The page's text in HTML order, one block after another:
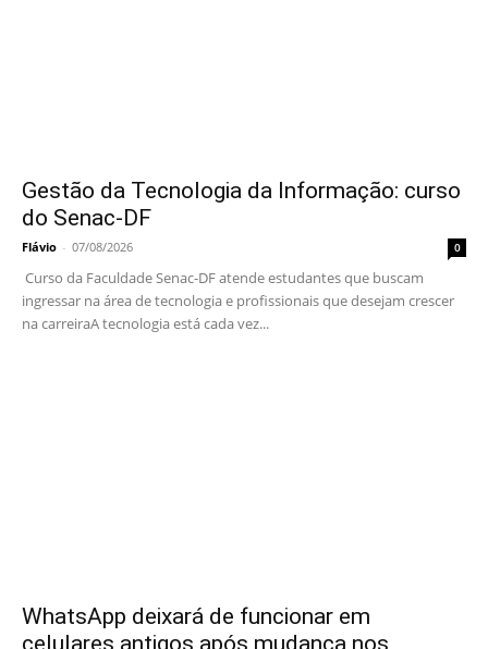
Gestão da Tecnologia da Informação: curso
do Senac-DF
Flávio - 07/08/2026 0
Curso da Faculdade Senac-DF atende estudantes que buscam
ingressar na área de tecnologia e profissionais que desejam crescer
na carreiraA tecnologia está cada vez...
WhatsApp deixará de funcionar em